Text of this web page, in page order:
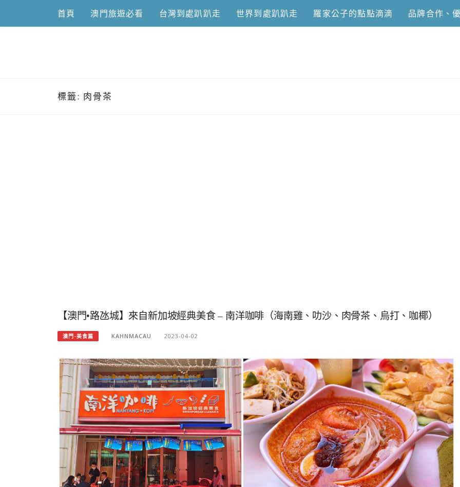
content
首頁 澳門旅遊必看 台灣到處趴趴走 世界到處趴趴走 羅家公子的點點滴滴 品牌合作、
標籤: 肉骨茶
【澳門•路氹城】來自新加坡經典美食 – 南洋咖啡（海南雞、叻沙、肉骨茶、烏打、咖椰）
澳門-美食篇 KAHNMACAU 2023-04-02